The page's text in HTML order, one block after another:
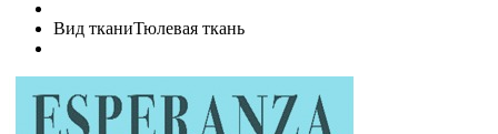
Вид тканиТюлевая ткань